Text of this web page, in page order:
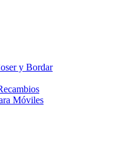
y Bordar
Móviles